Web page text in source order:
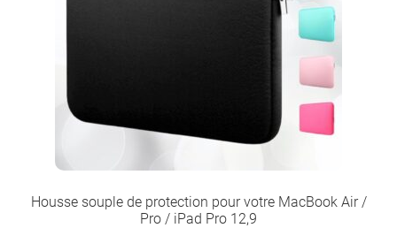
Housse souple de protection pour votre MacBook Air /
Pro / iPad Pro 12,9